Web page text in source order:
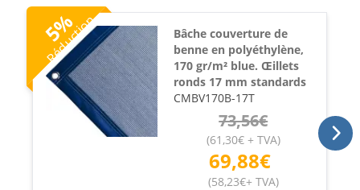
5
%
Réduction
Bâche couverture de
benne en polyéthylène,
170 gr/m² blue. Œillets
ronds 17 mm standards
CMBV170B-17T
73,56€
(61,30€+ TVA)
69,88€
(58,23€+ TVA)